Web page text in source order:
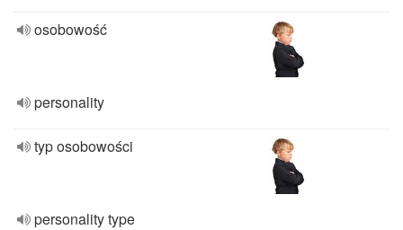
osobowość
personality
typ osobowości
personality type